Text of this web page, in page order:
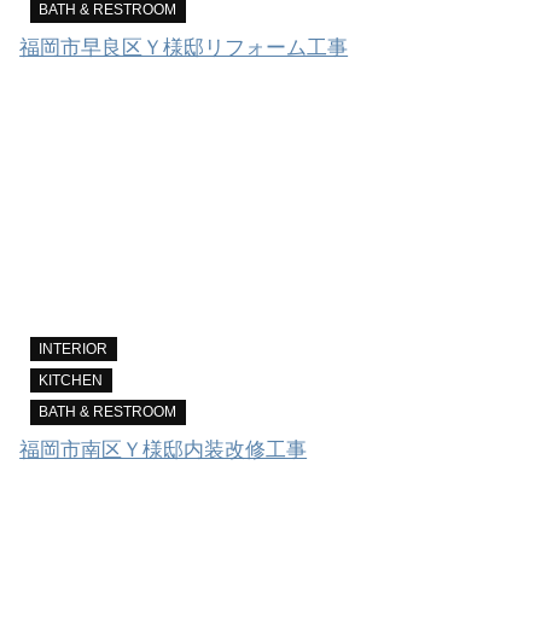
BATH & RESTROOM
福岡市早良区Ｙ様邸リフォーム工事
INTERIOR
KITCHEN
BATH & RESTROOM
福岡市南区Ｙ様邸内装改修工事